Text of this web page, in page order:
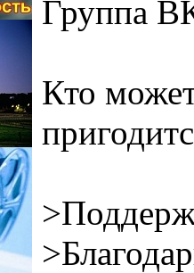
Группа
Кто